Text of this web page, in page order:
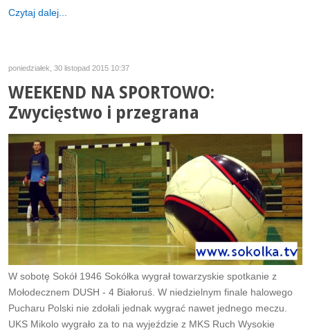
Czytaj dalej...
poniedziałek, 30 listopad 2015 10:37
WEEKEND NA SPORTOWO:
Zwycięstwo i przegrana
W sobotę Sokół 1946 Sokółka wygrał towarzyskie spotkanie z
Mołodecznem DUSH - 4 Białoruś. W niedzielnym finale halowego
Pucharu Polski nie zdołali jednak wygrać nawet jednego meczu.
UKS Mikolo wygrało za to na wyjeździe z MKS Ruch Wysokie